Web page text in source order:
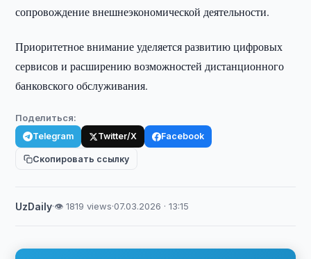
сопровождение внешнеэкономической деятельности.
Приоритетное внимание уделяется развитию цифровых
сервисов и расширению возможностей дистанционного
банковского обслуживания.
Поделиться:
Telegram Twitter/X Facebook
Скопировать ссылку
UzDaily·👁 1819 views·07.03.2026 · 13:15